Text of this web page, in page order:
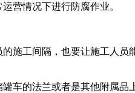
营情况下进行防腐作业。
施工间隔，也要让施工人员
车的法兰或者是其他附属品